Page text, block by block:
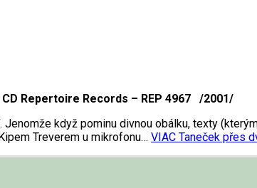
CD Repertoire Records – REP 4967 /2001/
když pominu divnou obálku, texty
Treverem u mikrofonu… VIAC Taneček přes